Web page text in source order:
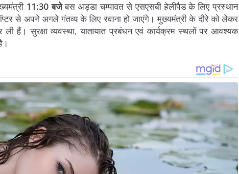
11:30 बजेबस अड्डा चम्पावत से एसएसबी हेलीपैड के लिए प्रस्थान
से अपने अगले गंतव्य के लिए रवाना हो जाएंगे। मुख्यमंत्री के दौरे को लेकर
ली हैं। सुरक्षा व्यवस्था, यातायात प्रबंधन एवं कार्यक्रम स्थलों पर आवश्यक